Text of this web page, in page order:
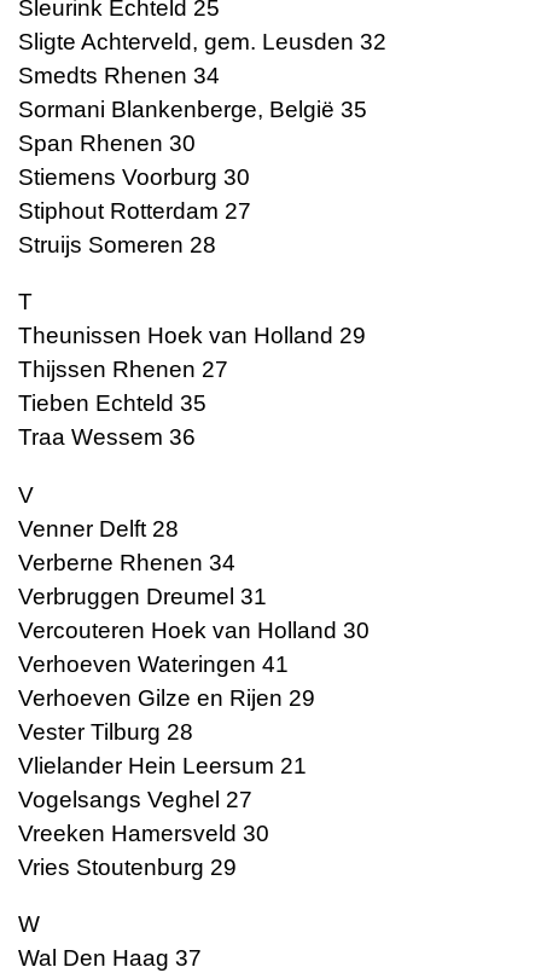
Sleurink Echteld 25
Sligte Achterveld, gem. Leusden 32
Smedts Rhenen 34
Sormani Blankenberge, België 35
Span Rhenen 30
Stiemens Voorburg 30
Stiphout Rotterdam 27
Struijs Someren 28
T
Theunissen Hoek van Holland 29
Thijssen Rhenen 27
Tieben Echteld 35
Traa Wessem 36
V
Venner Delft 28
Verberne Rhenen 34
Verbruggen Dreumel 31
Vercouteren Hoek van Holland 30
Verhoeven Wateringen 41
Verhoeven Gilze en Rijen 29
Vester Tilburg 28
Vlielander Hein Leersum 21
Vogelsangs Veghel 27
Vreeken Hamersveld 30
Vries Stoutenburg 29
W
Wal Den Haag 37